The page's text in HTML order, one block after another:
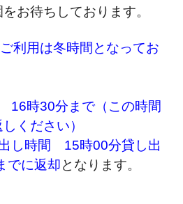
お待ちしております。
利用は冬時間となってお
16時30分まで（この時間
ください）
し時間 15時00分貸し出
でに返却となります。